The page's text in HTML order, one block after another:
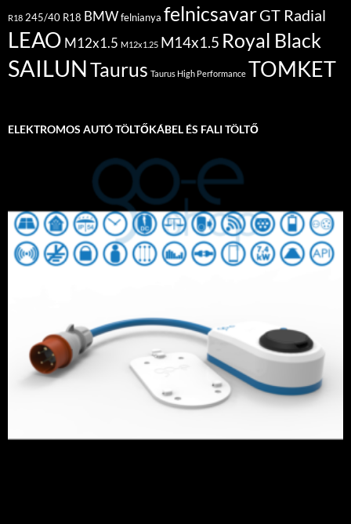
R18 245/40 R18 BMWfelnianya felnicsavarGT Radial
LEAO M12x1.5 M12x1.25 M14x1.5 Royal Black
SAILUNTaurus Taurus High Performance TOMKET
ELEKTROMOS AUTÓ TÖLTŐKÁBEL ÉS FALI TÖLTŐ